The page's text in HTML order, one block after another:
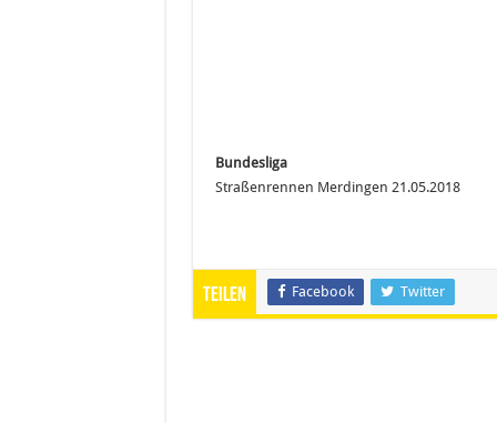
Bundesliga
Straßenrennen Merdingen 21.05.2018
Teilen Facebook Twitter